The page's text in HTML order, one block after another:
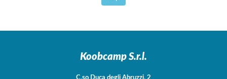
Koobcamp S.r.l.